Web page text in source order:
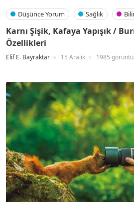
Düşünce Yorum Sağlık
Karnı Şişik, Kafaya Yapışık /
Özellikleri
Elif E. Bayraktar 15 Aralık 1985